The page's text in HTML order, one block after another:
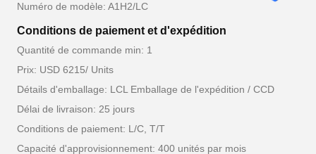
Numéro de modèle: A1H2/LC
Conditions de paiement et d'expédition
Quantité de commande min: 1
Prix: USD 6215/ Units
Détails d'emballage: LCL Emballage de l'expédition / CCD
Délai de livraison: 25 jours
Conditions de paiement: L/C, T/T
Capacité d'approvisionnement: 400 unités par mois